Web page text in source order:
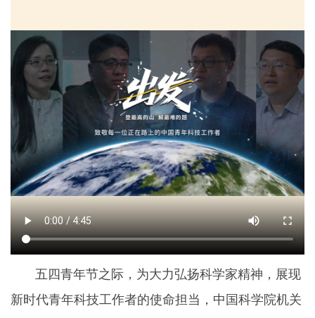
五四青年节之际，为大力弘扬科学家精神，展现
新时代青年科技工作者的使命担当，中国科学院机关